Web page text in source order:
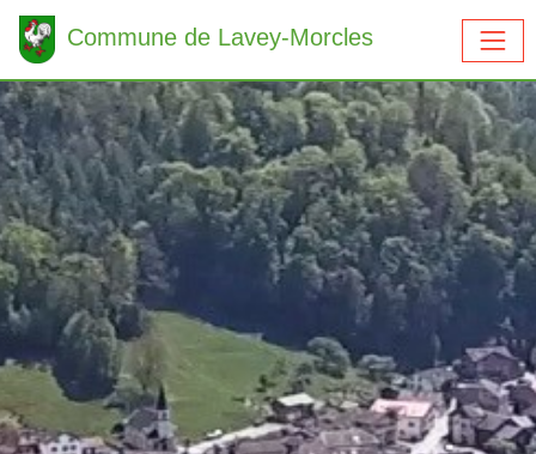
Commune de Lavey-Morcles